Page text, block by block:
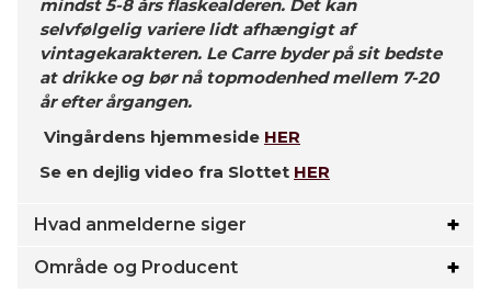
mindst 5-8 års flaskealderen. Det kan
selvfølgelig variere lidt afhængigt af
vintagekarakteren. Le Carre byder på sit bedste
at drikke og bør nå topmodenhed mellem 7-20
år efter årgangen.
Vingårdens hjemmeside HER
Se en dejlig video fra Slottet HER
Hvad anmelderne siger
Område og Producent